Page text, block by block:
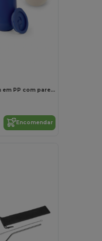
Copo de viagem em PP com parede dupla isolada a ar
Encomendar